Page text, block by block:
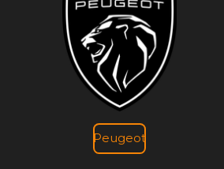
Peugeot